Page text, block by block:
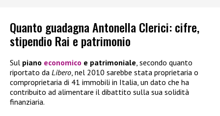
Quanto guadagna Antonella Clerici: cifre,
stipendio Rai e patrimonio
Sul piano economico e patrimoniale, secondo quanto
riportato da Libero, nel 2010 sarebbe stata proprietaria o
comproprietaria di 41 immobili in Italia, un dato che ha
contribuito ad alimentare il dibattito sulla sua solidità
finanziaria.